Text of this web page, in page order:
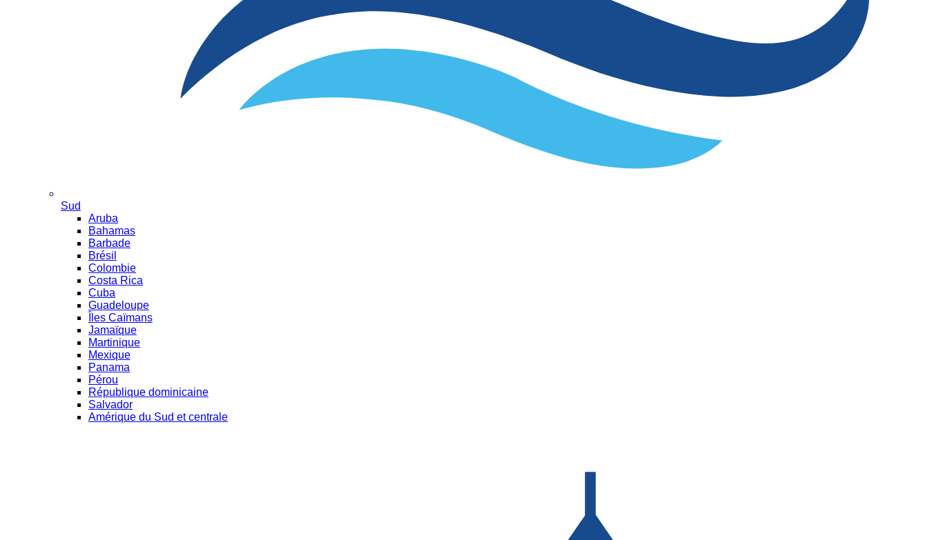
Sud
Aruba
Bahamas
Barbade
Brésil
Colombie
Costa Rica
Cuba
Guadeloupe
Îles Caïmans
Jamaïque
Martinique
Mexique
Panama
Pérou
République dominicaine
Salvador
Amérique du Sud et centrale